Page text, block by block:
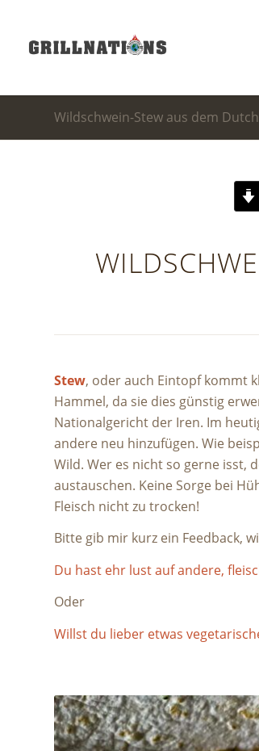
Wildschwein-Stew aus dem
Stew, oder auch Eintopf kommt
Hammel, da sie dies günstig
Nationalgericht der Iren. Im
andere neu hinzufügen. Wie
Wild. Wer es nicht so gerne isst,
austauschen. Keine Sorge bei
Fleisch nicht zu trocken!
Bitte gib mir kurz ein Feedback,
Du hast ehr lust auf andere,
Oder
Willst du lieber etwas